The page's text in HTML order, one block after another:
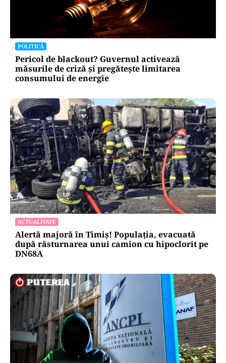
POLITICĂ
Pericol de blackout? Guvernul activează
măsurile de criză și pregătește limitarea
consumului de energie
ACTUALITATE
Alertă majoră în Timiș! Populația, evacuată
după răsturnarea unui camion cu hipoclorit pe
DN68A